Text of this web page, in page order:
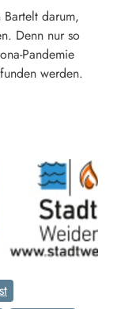
darum,
Denn nur so
Pandemie
werden.